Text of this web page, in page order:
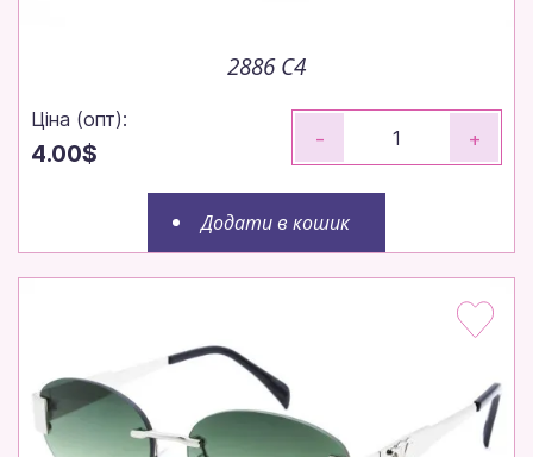
2886 C4
Ціна (опт):
4.00$
- +
Додати в кошик